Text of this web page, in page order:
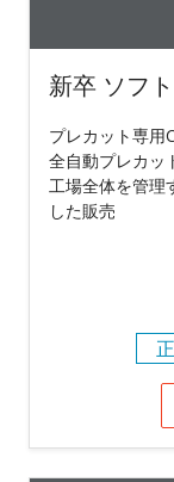
新卒 ソフ
プレカット専用
全自動プレカッ
工場全体を管理
した販売